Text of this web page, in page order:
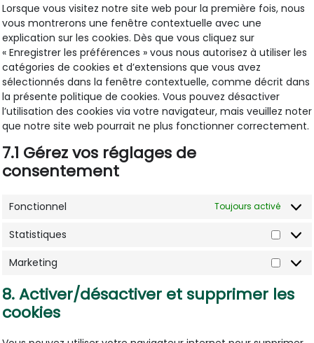
Lorsque vous visitez notre site web pour la première fois, nous
vous montrerons une fenêtre contextuelle avec une
explication sur les cookies. Dès que vous cliquez sur
« Enregistrer les préférences » vous nous autorisez à utiliser les
catégories de cookies et d’extensions que vous avez
sélectionnés dans la fenêtre contextuelle, comme décrit dans
la présente politique de cookies. Vous pouvez désactiver
l’utilisation des cookies via votre navigateur, mais veuillez noter
que notre site web pourrait ne plus fonctionner correctement.
7.1 Gérez vos réglages de
consentement
Fonctionnel Toujours activé
Statistiques
Marketing
8. Activer/désactiver et supprimer les
cookies